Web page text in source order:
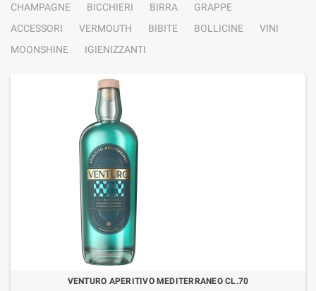
CHAMPAGNE
BICCHIERI BIRRA
GRAPPE
ACCESSORI
VERMOUTH BIBITE BOLLICINE
VINI
MOONSHINE
IGIENIZZANTI
VENTURO APERITIVO MEDITERRANEO CL.70